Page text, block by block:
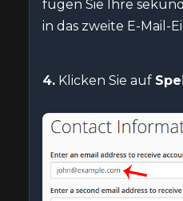
fügen Sie Ihre
in das zweite E-Mail-
4. Klicken Sie auf